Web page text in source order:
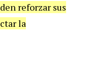
reforzar sus
la